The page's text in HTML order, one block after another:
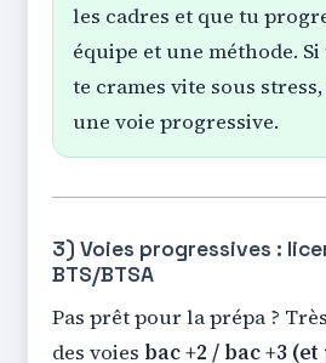
les cadres et que tu
équipe et une méthode.
te crames vite sous
une voie progressive.
3) Voies progressives :
BTS/BTSA
Pas prêt pour la prépa ?
des voies bac +2 / bac +3